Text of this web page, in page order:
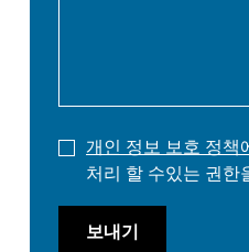
개인 정보 보호 정책
처리 할 수있는 권한
보내기